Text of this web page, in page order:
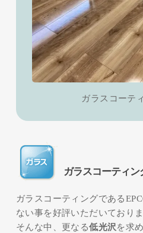
ガラスコーテ
ガラスコーティ
ガラスコーティングである
ない事を好評いただいておりま
そんな中、更なる低光沢を求